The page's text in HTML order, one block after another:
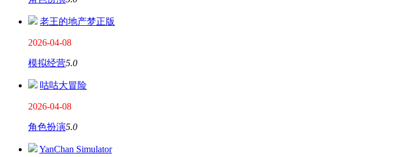
老王的地产梦正版
2026-04-08
模拟经营5.0
咕咕大冒险
2026-04-08
角色扮演5.0
YanChan Simulator